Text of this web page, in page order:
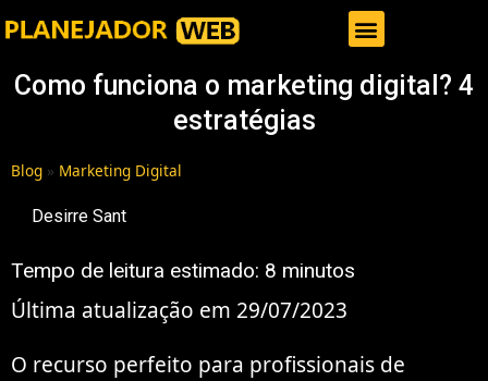
Como funciona o marketing digital? 4
estratégias
Blog » Marketing Digital
Desirre Sant
Tempo de leitura estimado: 8 minutos
Última atualização em 29/07/2023
O recurso perfeito para profissionais de